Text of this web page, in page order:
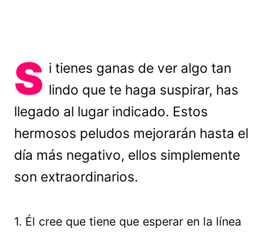
S i tienes ganas de ver algo tan
lindo que te haga suspirar, has
llegado al lugar indicado. Estos
hermosos peludos mejorarán hasta el
día más negativo, ellos simplemente
son extraordinarios.
1. Él cree que tiene que esperar en la línea